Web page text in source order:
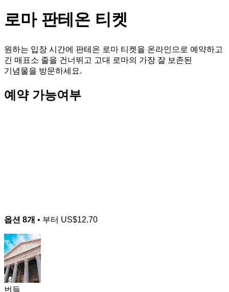
로마 판테온 티켓
원하는 입장 시간에 판테온 로마 티켓을 온라인으로 예약하고
긴 매표소 줄을 건너뛰고 고대 로마의 가장 잘 보존된
기념물을 방문하세요.
예약 가능여부
옵션 8개 • 부터 US$12.70
번들